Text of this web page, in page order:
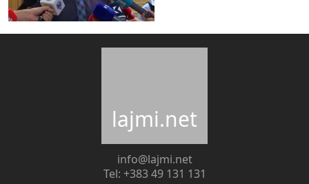
lajmi.net
info@lajmi.net
Tel: +383 49 131 131